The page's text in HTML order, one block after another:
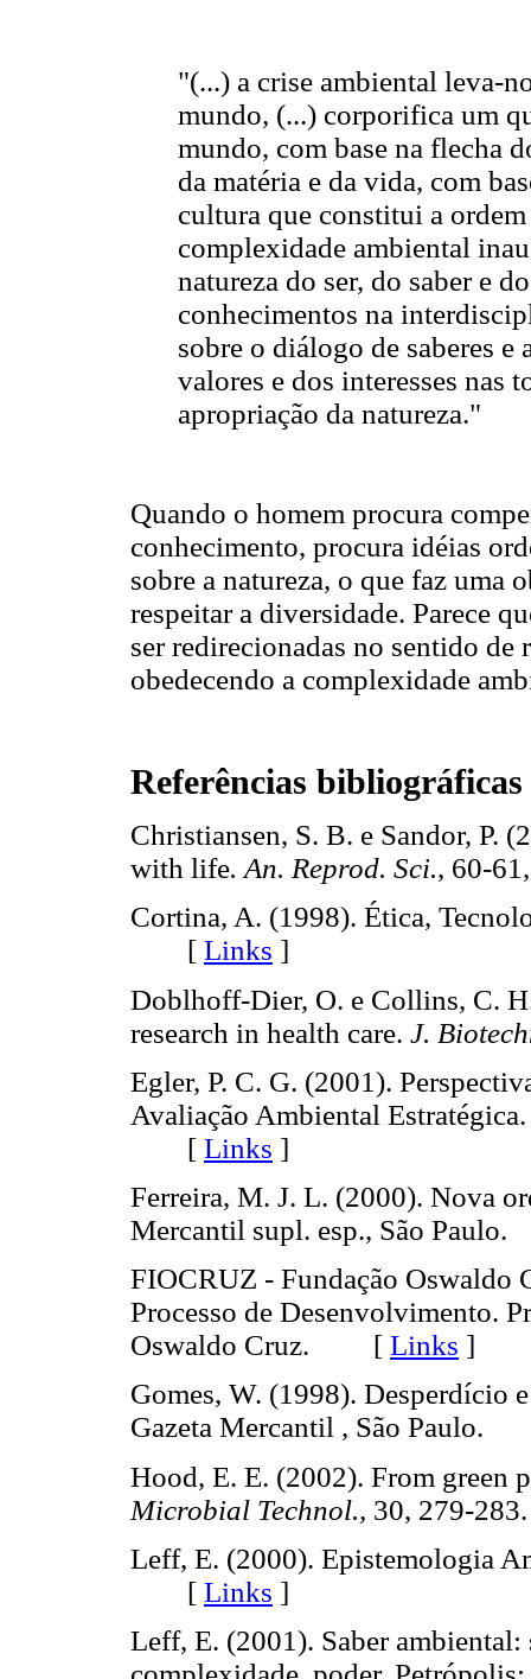
"(...) a crise ambiental leva-
mundo, (...) corporifica um
mundo, com base na flecha
da matéria e da vida, com
cultura que constitui a
complexidade ambiental
natureza do ser, do saber e
conhecimentos na
sobre o diálogo de saberes
valores e dos interesses nas
apropriação da natureza."
Quando o homem procura
conhecimento, procura idéias
sobre a natureza, o que faz uma
respeitar a diversidade. Parece
ser redirecionadas no sentido de
obedecendo a complexidade
Referências bibliográficas
Christiansen, S. B. e Sandor, P.
with life. An. Reprod. Sci., 60-
Cortina, A. (1998). Ética,
[ Links ]
Doblhoff-Dier, O. e Collins, C.
research in health care. J.
Egler, P. C. G. (2001).
Avaliação Ambiental
[ Links ]
Ferreira, M. J. L. (2000). Nova
Mercantil supl. esp., São Paulo.
FIOCRUZ - Fundação Oswaldo
Processo de Desenvolvimento.
Oswaldo Cruz. [ Links ]
Gomes, W. (1998). Desperdício
Gazeta Mercantil , São Paulo.
Hood, E. E. (2002). From green
Microbial Technol., 30, 279-
Leff, E. (2000). Epistemologia
[ Links ]
Leff, E. (2001). Saber